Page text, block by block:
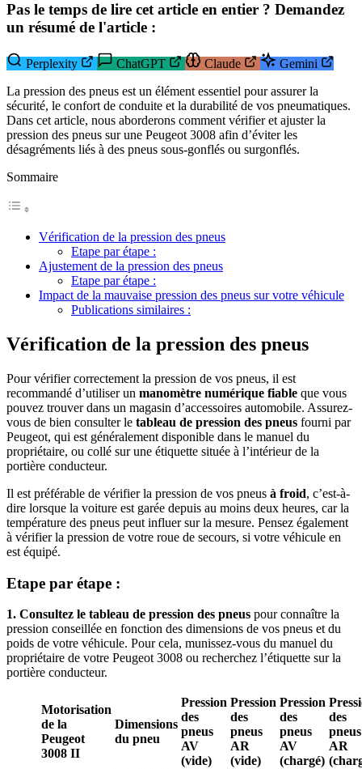
Pas le temps de lire cet article en entier ? Demandez
un résumé de l'article :
Perplexity ChatGPT Claude
Gemini
La pression des pneus est un élément essentiel pour assurer la
sécurité, le confort de conduite et la durabilité de vos pneumatiques.
Dans cet article, nous aborderons comment vérifier et ajuster la
pression des pneus sur une Peugeot 3008 afin d’éviter les
désagréments liés à des pneus sous-gonflés ou surgonflés.
Sommaire
Vérification de la pression des pneus
Etape par étape :
Ajustement de la pression des pneus
Etape par étape :
Impact de la mauvaise pression des pneus sur votre véhicule
Publications similaires :
Vérification de la pression des pneus
Pour vérifier correctement la pression de vos pneus, il est
recommandé d’utiliser un manomètre numérique fiable que vous
pouvez trouver dans un magasin d’accessoires automobile. Assurez-
vous de bien consulter le tableau de pression des pneus fourni par
Peugeot, qui est généralement disponible dans le manuel du
propriétaire, ou collé sur une étiquette située à l’intérieur de la
portière conducteur.
Il est préférable de vérifier la pression de vos pneus à froid, c’est-à-
dire lorsque la voiture est garée depuis au moins deux heures, car la
température des pneus peut influer sur la mesure. Pensez également
à vérifier la pression de votre roue de secours, si votre véhicule en
est équipé.
Etape par étape :
1. Consultez le tableau de pression des pneus pour connaître la
pression conseillée en fonction des dimensions de vos pneus et du
poids de votre véhicule. Pour cela, munissez-vous du manuel du
propriétaire de votre Peugeot 3008 ou recherchez l’étiquette sur la
portière conducteur.
Motorisation
de la
Peugeot
3008 II
Dimensions
du pneu
Pression
des
pneus
AV
(vide)
Pression
des
pneus
AR
(vide)
Pression
des
pneus
AV
(chargé)
des
pneus
AR